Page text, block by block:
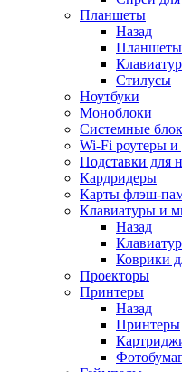
Планшеты
Назад
Планшеты
Стилусы
Ноутбуки
Моноблоки
Системные
Wi-Fi роутеры и
Подставки для
Кардридеры
Карты флэш-
Клавиатуры и
Назад
Коврики
Проекторы
Принтеры
Назад
Принтеры